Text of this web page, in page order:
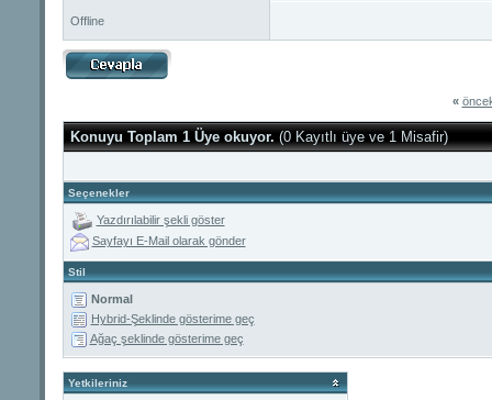
Offline
«
Konuyu Toplam 1 Üye okuyor. (0 Kayıtlı üye ve 1 Misafir)
Seçenekler
Yazdırılabilir şekli göster
Sayfayı E-Mail olarak gönder
Stil
Normal
Hybrid-Şeklinde gösterime geç
Ağaç şeklinde gösterime geç
Yetkileriniz